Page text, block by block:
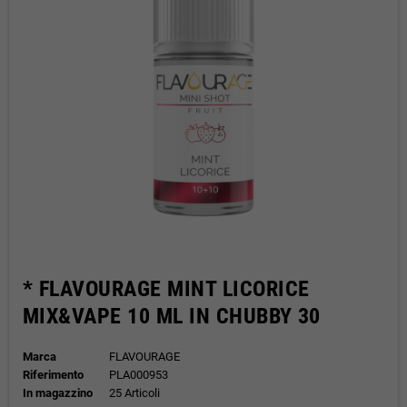
* FLAVOURAGE MINT LICORICE
MIX&VAPE 10 ML IN CHUBBY 30
Marca
FLAVOURAGE
Riferimento
PLA000953
In magazzino
25 Articoli